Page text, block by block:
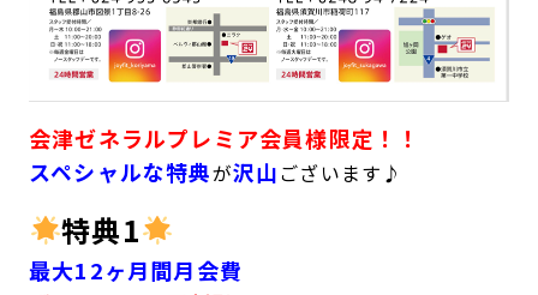
会津ゼネラルプレミア会員様限定！！
スペシャルな特典が沢山ございます♪
特典1
最大12ヶ月間月会費